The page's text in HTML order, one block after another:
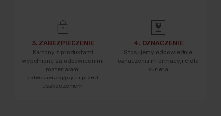
3. ZABEZPIECZENIE
Kartony z produktami
wypełnione są odpowiednimi
materiałami
zabezpieczającymi przed
uszkodzeniem
4. OZNACZENIE
Stosujemy odpowiednie
oznaczenia informacyjne dla
kuriera